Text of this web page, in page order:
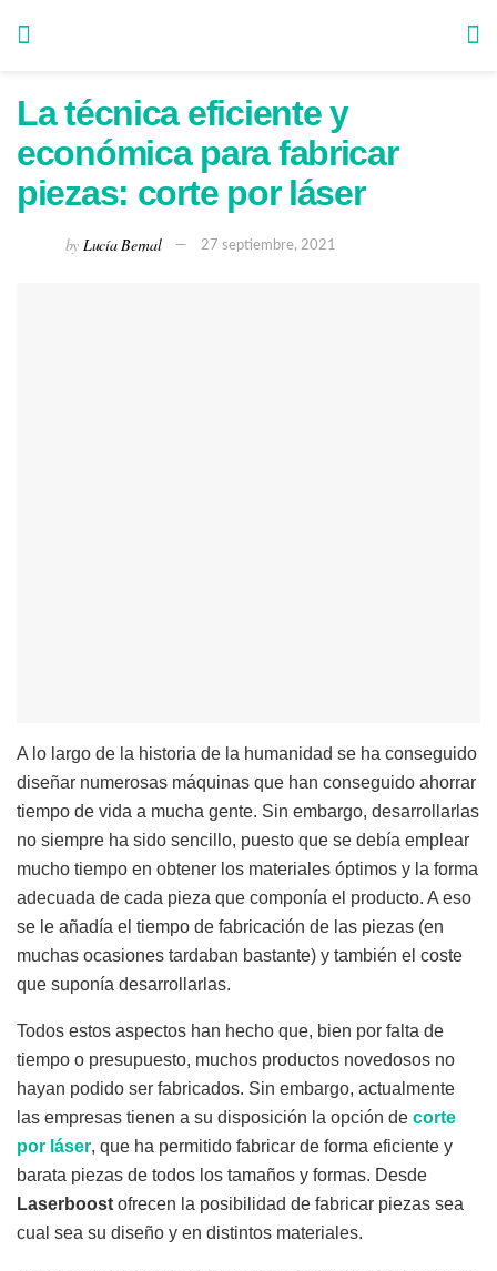
La técnica eficiente y
económica para fabricar
piezas: corte por láser
by Lucía Bernal 27 septiembre, 2021
A lo largo de la historia de la humanidad se ha conseguido
diseñar numerosas máquinas que han conseguido ahorrar
tiempo de vida a mucha gente. Sin embargo, desarrollarlas
no siempre ha sido sencillo, puesto que se debía emplear
mucho tiempo en obtener los materiales óptimos y la forma
adecuada de cada pieza que componía el producto. A eso
se le añadía el tiempo de fabricación de las piezas (en
muchas ocasiones tardaban bastante) y también el coste
que suponía desarrollarlas.
Todos estos aspectos han hecho que, bien por falta de
tiempo o presupuesto, muchos productos novedosos no
hayan podido ser fabricados. Sin embargo, actualmente
las empresas tienen a su disposición la opción de corte
por láser, que ha permitido fabricar de forma eficiente y
barata piezas de todos los tamaños y formas. Desde
Laserboost ofrecen la posibilidad de fabricar piezas sea
cual sea su diseño y en distintos materiales.